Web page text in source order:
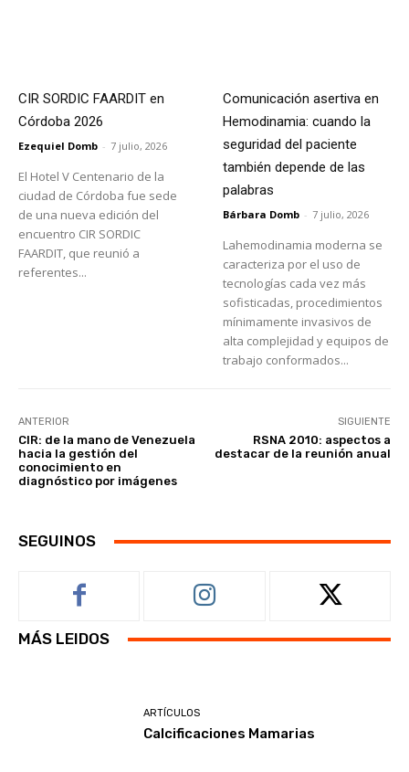
CIR SORDIC FAARDIT en
Córdoba 2026
Ezequiel Domb - 7 julio, 2026
El Hotel V Centenario de la
ciudad de Córdoba fue sede
de una nueva edición del
encuentro CIR SORDIC
FAARDIT, que reunió a
referentes...
Comunicación asertiva en
Hemodinamia: cuando la
seguridad del paciente
también depende de las
palabras
Bárbara Domb - 7 julio, 2026
Lahemodinamia moderna se
caracteriza por el uso de
tecnologías cada vez más
sofisticadas, procedimientos
mínimamente invasivos de
alta complejidad y equipos de
trabajo conformados...
ANTERIOR
CIR: de la mano de Venezuela
hacia la gestión del
conocimiento en
diagnóstico por imágenes
SIGUIENTE
RSNA 2010: aspectos a
destacar de la reunión anual
SEGUINOS
MÁS LEIDOS
ARTÍCULOS
Calcificaciones Mamarias